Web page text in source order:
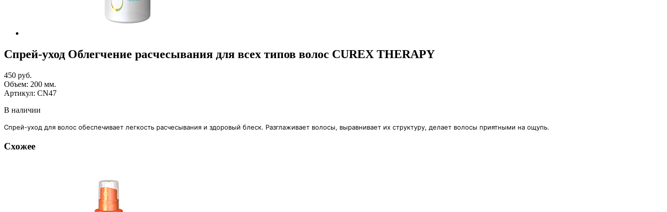
Спрей-уход Облегчение расчесывания для всех типов волос CUREX THERAPY
450 руб.
Объем: 200 мм.
Артикул: CN47
В наличии
Спрей-уход для волос обеспечивает легкость расчесывания и здоровый блеск. Разглаживает волосы, выравнивает их структуру, делает волосы приятными на ощупь.
Схожее